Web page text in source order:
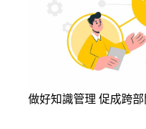
做好知識管理 促成跨